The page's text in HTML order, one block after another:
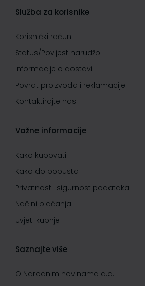
Služba za korisnike
Korisnički račun
Status/Povijest narudžbi
Informacije o dostavi
Povrat proizvoda i reklamacije
Kontaktirajte nas
Važne informacije
Kako kupovati
Kako do popusta
Privatnost i sigurnost podataka
Načini plaćanja
Uvjeti kupnje
Saznajte više
O Narodnim novinama d.d.